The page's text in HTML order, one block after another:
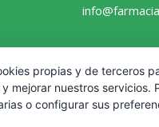
propias y de terceros
y mejorar nuestros
o configurar sus